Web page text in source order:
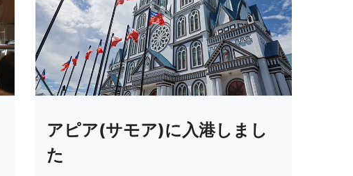
アピア(サモア)に入港しまし
た